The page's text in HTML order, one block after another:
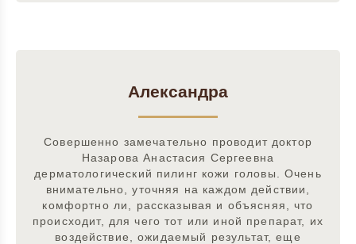
Александра
Совершенно замечательно проводит доктор
Назарова Анастасия Сергеевна
дерматологический пилинг кожи головы. Очень
внимательно, уточняя на каждом действии,
комфортно ли, рассказывая и объясняя, что
происходит, для чего тот или иной препарат, их
воздействие, ожидаемый результат, еще